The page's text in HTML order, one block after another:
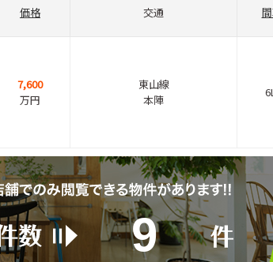
価格 交通
7,600
万円
東山線
本陣
9